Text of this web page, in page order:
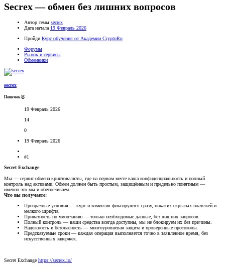
Secrex — обмен без лишних вопросов
Автор темы secrex
Дата начала 19 Февраль 2026
Пройди Курс обучения от Академии CryptoRu
Форумы
Рынок и сервисы
Обменники
secrex
Новичок🥇
19 Февраль 2026
14
0
19 Февраль 2026
#1
Secret Exchange
Мы — сервис обмена криптовалюты, где на первом месте ваша конфиденциальность и полный
контроль над активами. Обмен должен быть простым, защищённым и предельно понятным —
именно это мы и обеспечиваем.
Что вы получаете:
Прозрачные условия — курс и комиссия фиксируются сразу, никаких скрытых платежей и
мелкого шрифта.
Приватность по умолчанию — только необходимые данные, без лишних запросов.
Полный контроль — ваши средства всегда доступны, мы не блокируем их без причины.
Надёжность и безопасность — многоуровневая защита и проверенные протоколы.
Предсказуемые сроки — каждая операция выполняется точно в заявленное время, без
искусственных задержек.
Secret Exchange https://secrex.io/